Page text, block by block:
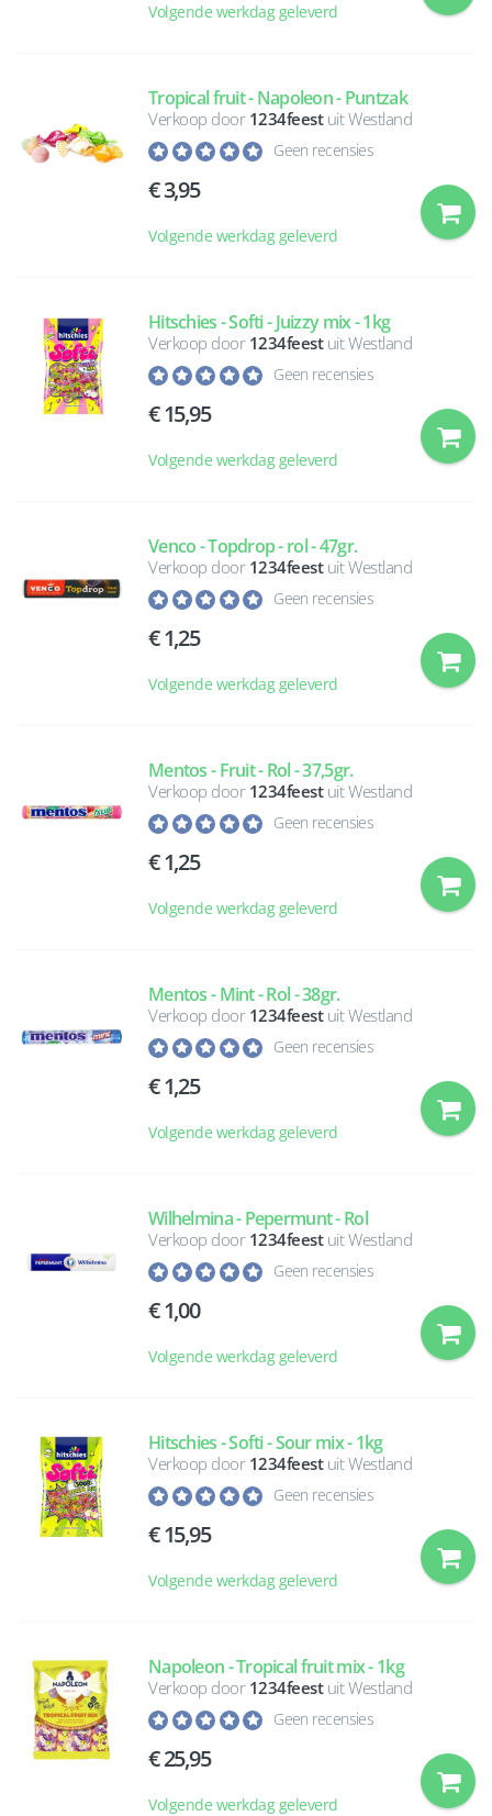
Volgende werkdag geleverd
Tropical fruit - Napoleon - Puntzak
Verkoop door 1234feestuit Westland
Geen recensies
3,95
Volgende werkdag geleverd
Hitschies - Softi - Juizzy mix - 1kg
Verkoop door 1234feestuit Westland
Geen recensies
15,95
Volgende werkdag geleverd
Venco - Topdrop - rol - 47gr.
Verkoop door 1234feestuit Westland
Geen recensies
1,25
Volgende werkdag geleverd
Mentos - Fruit - Rol - 37,5gr.
Verkoop door 1234feestuit Westland
Geen recensies
1,25
Volgende werkdag geleverd
Mentos - Mint - Rol - 38gr.
Verkoop door 1234feestuit Westland
Geen recensies
1,25
Volgende werkdag geleverd
Wilhelmina - Pepermunt - Rol
Verkoop door 1234feestuit Westland
Geen recensies
1,00
Volgende werkdag geleverd
Hitschies - Softi - Sour mix - 1kg
Verkoop door 1234feestuit Westland
Geen recensies
15,95
Volgende werkdag geleverd
Napoleon - Tropical fruit mix - 1kg
Verkoop door 1234feestuit Westland
Geen recensies
25,95
Volgende werkdag geleverd